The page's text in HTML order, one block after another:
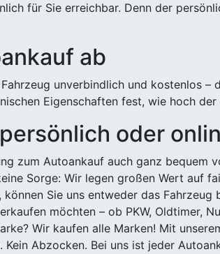
für Sie erreichbar. Denn der
ab
unverbindlich und kostenlos
Eigenschaften fest, wie hoch
oder
zum Autoankauf auch ganz bequem
Sorge: Wir legen großen Wert auf
Sie uns entweder das
möchten – ob PKW, Oldtimer,
Wir kaufen alle Marken! Mit
Kein Abzocken. Bei uns ist jeder